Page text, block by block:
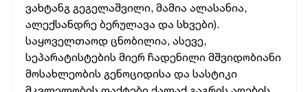
ვახტანგ გეგელაშვილი, მამია ალასანია,
ალექსანდრე ბერულავა და სხვები).
საყოველთაოდ ცნობილია, ასევე,
სეპარატისტების მიერ ჩადენილი მშვიდობიანი
მოსახლეობის გენოციდისა და სასტიკი